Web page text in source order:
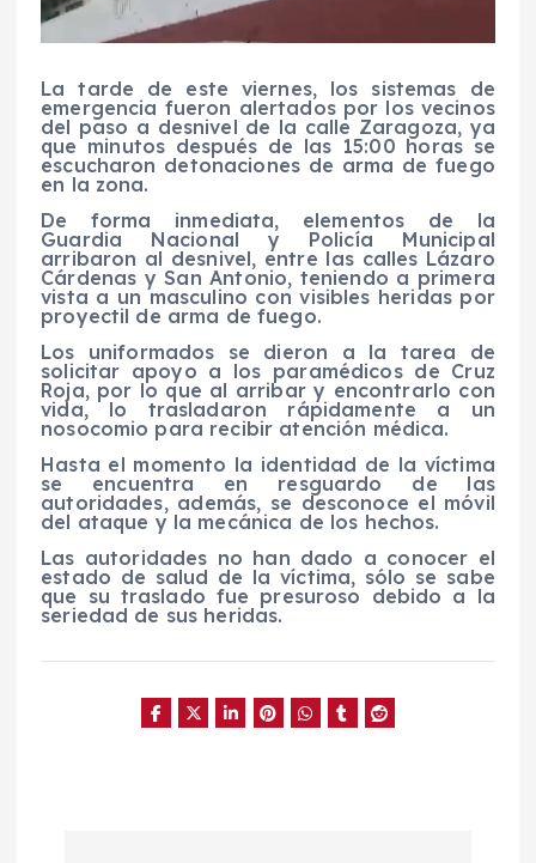
La tarde de este viernes, los sistemas de
emergencia fueron alertados por los vecinos
del paso a desnivel de la calle Zaragoza, ya
que minutos después de las 15:00 horas se
escucharon detonaciones de arma de fuego
en la zona.
De forma inmediata, elementos de la
Guardia Nacional y Policía Municipal
arribaron al desnivel, entre las calles Lázaro
Cárdenas y San Antonio, teniendo a primera
vista a un masculino con visibles heridas por
proyectil de arma de fuego.
Los uniformados se dieron a la tarea de
solicitar apoyo a los paramédicos de Cruz
Roja, por lo que al arribar y encontrarlo con
vida, lo trasladaron rápidamente a un
nosocomio para recibir atención médica.
Hasta el momento la identidad de la víctima
se encuentra en resguardo de las
autoridades, además, se desconoce el móvil
del ataque y la mecánica de los hechos.
Las autoridades no han dado a conocer el
estado de salud de la víctima, sólo se sabe
que su traslado fue presuroso debido a la
seriedad de sus heridas.